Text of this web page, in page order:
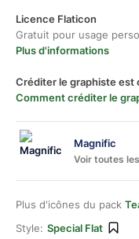
Licence Flaticon
Gratuit pour usage
Plus d'informations
Créditer le graphiste est
Comment créditer le
Magnific
Voir toutes
Plus d'icônes du pack
Style: Special Flat